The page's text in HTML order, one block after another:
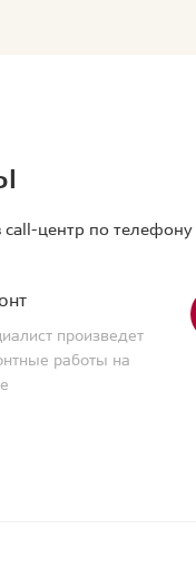
call-центр по телефону
произведет
работы на